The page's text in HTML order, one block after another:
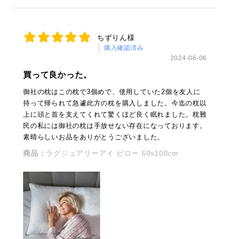
ちずりん様
購入確認済み
2024-06-06
買って良かった。
御社の枕はこの枕で3個めで、使用していた2個を友人に
持って帰られて急遽此方の枕を購入しました。今迄の枕以
上に頭と首を支えてくれて驚くほど良く眠れました。枕難
民の私には御社の枕は手放せない存在になっております。
素晴らしいお品をありがとうございました。
商品： ラグジュアリーアイ ピロー 60x100cm